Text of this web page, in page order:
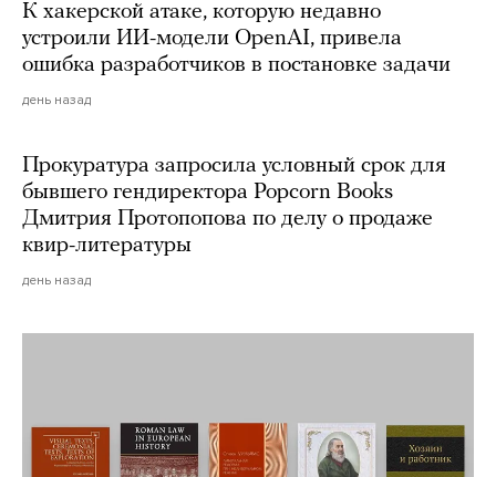
К хакерской атаке, которую недавно
устроили ИИ-модели OpenAI, привела
ошибка разработчиков в постановке задачи
день назад
Прокуратура запросила условный срок для
бывшего гендиректора Popcorn Books
Дмитрия Протопопова по делу о продаже
квир-литературы
день назад